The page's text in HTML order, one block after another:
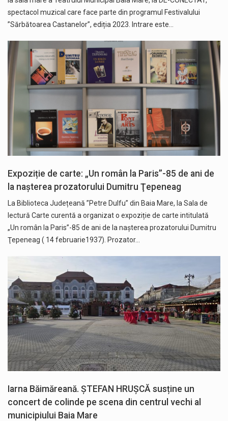
spectacol muzical care face parte din programul Festivalului
”Sărbătoarea Castanelor”, ediția 2023. Intrare este…
Expoziție de carte: „Un român la Paris”-85 de ani de
la naşterea prozatorului Dumitru Ţepeneag
La Biblioteca Județeană ”Petre Dulfu” din Baia Mare, la Sala de
lectură Carte curentă a organizat o expoziție de carte intitulată
„Un român la Paris”-85 de ani de la naşterea prozatorului Dumitru
Ţepeneag ( 14 februarie1937). Prozator…
Iarna Băimăreană. ȘTEFAN HRUȘCĂ susține un
concert de colinde pe scena din centrul vechi al
municipiului Baia Mare